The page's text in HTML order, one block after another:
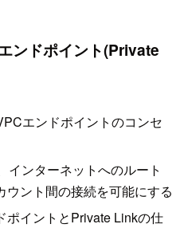
ンドポイント(Private
エンドポイントのコンセ
インターネットへのルート
ント間の接続を可能にする
ポイントとPrivate Linkの仕